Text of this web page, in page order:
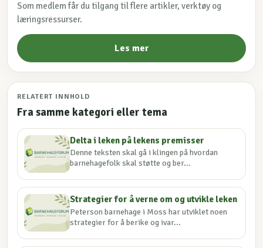
Som medlem får du tilgang til flere artikler, verktøy og
læringsressurser.
Les mer
RELATERT INNHOLD
Fra samme kategori eller tema
Delta i leken på lekens premisser
Denne teksten skal gå i klingen på hvordan
barnehagefolk skal støtte og ber...
Strategier for å verne om og utvikle leken
Peterson barnehage i Moss har utviklet noen
strategier for å berike og ivar...